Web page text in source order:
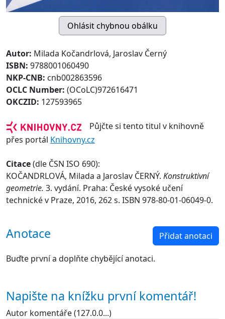
Autor: Milada Kočandrlová, Jaroslav Černý
ISBN: 9788001060490
NKP-CNB: cnb002863596
OCLC Number: (OCoLC)972616471
OKCZID: 127593965
Půjčte si tento titul v knihovně
přes portál Knihovny.cz
Citace(dle ČSN ISO 690):
KOČANDRLOVÁ, Milada a Jaroslav ČERNÝ. Konstruktivní
geometrie. 3. vydání. Praha: České vysoké učení
technické v Praze, 2016, 262 s. ISBN 978-80-01-06049-0.
Anotace Přidat anotaci
Buďte první a doplňte chybějící anotaci.
Napište na knížku první komentář!
Autor komentáře (127.0.0...)